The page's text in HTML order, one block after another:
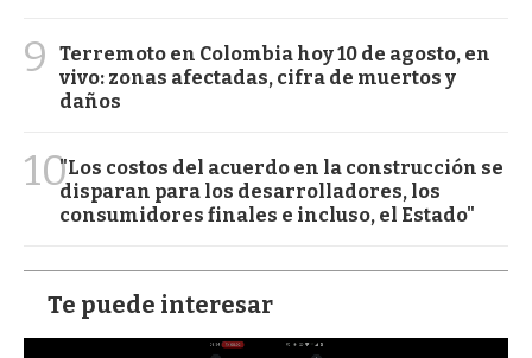
9
Terremoto en Colombia hoy 10 de agosto, en
vivo: zonas afectadas, cifra de muertos y
daños
10"Los costos del acuerdo en la construcción se
disparan para los desarrolladores, los
consumidores finales e incluso, el Estado"
Te puede interesar